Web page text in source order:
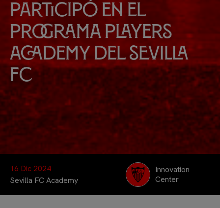
participó en el
programa Players
Academy del Sevilla
FC
16 Dic 2024
Sevilla FC Academy
Innovation
Center